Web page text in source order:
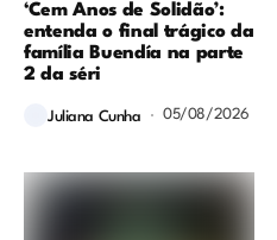
‘Cem Anos de Solidão’:
entenda o final trágico da
família Buendía na parte
2 da séri
Juliana Cunha 05/08/2026